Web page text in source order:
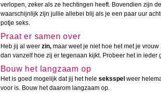
verlopen, zeker als ze hechtingen heeft. Bovendien zijn
waarschijnlijk zijn jullie allebei blij als je een paar uur
potje seks.
Praat er samen over
Heb jij al weer zin,maar weet je niet hoe het met je
dan vanzelf hoe zij er tegenaan kijkt. Probeer het in ieder
Bouw het langzaam op
Het is goed mogelijk dat jij het hele seksspel weer
voor is. Bouw het daarom langzaam op.